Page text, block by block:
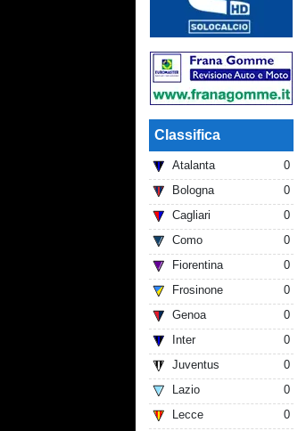
Classifica
Atalanta
0
Bologna
0
Cagliari
0
Como
0
Fiorentina
0
Frosinone
0
Genoa
0
Inter
0
Juventus
0
Lazio
0
Lecce
0